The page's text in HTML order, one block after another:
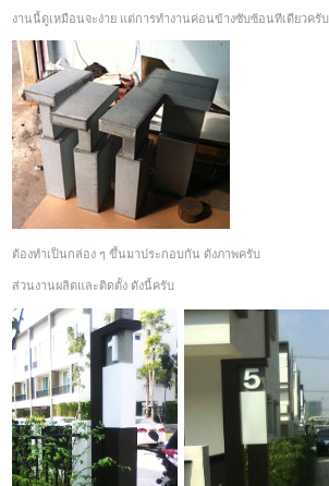
งานนี้ดูเหมือนจะง่าย แต่การทำงานค่อนข้างซับซ้อนทีเดียวครับ
ต้องทำเป็นกล่อง ๆ ขึ้นมาประกอบกัน ดังภาพครับ
ส่วนงานผลิตและติดตั้ง ดังนี้ครับ